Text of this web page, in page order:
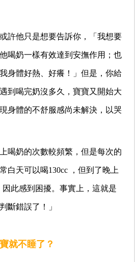
許他只是想要告訴你，「我想要
喝奶一樣有效達到安撫作用；也
身體好熱、好癢！」但是，你給
到喝完奶沒多久，寶寶又開始大
身體的不舒服感尚未解決，以哭
喝奶的次數較頻繁，但是每次的
白天可以喝130cc ，但到了晚上
因此感到困擾。事實上，這就是
斷錯誤了！」
就不睡了？